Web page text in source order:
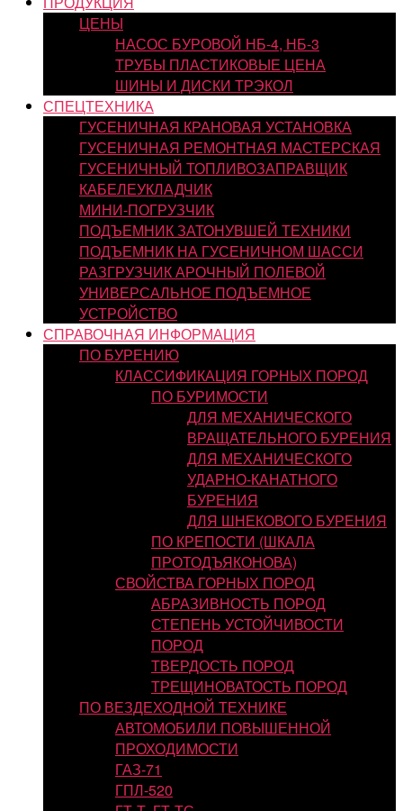
ЦЕНЫ
НАСОС БУРОВОЙ НБ-4, НБ-3
ТРУБЫ ПЛАСТИКОВЫЕ ЦЕНА
ШИНЫ И ДИСКИ ТРЭКОЛ
СПЕЦТЕХНИКА
ГУСЕНИЧНАЯ КРАНОВАЯ УСТАНОВКА
ГУСЕНИЧНАЯ РЕМОНТНАЯ МАСТЕРСКАЯ
ГУСЕНИЧНЫЙ ТОПЛИВОЗАПРАВЩИК
КАБЕЛЕУКЛАДЧИК
МИНИ-ПОГРУЗЧИК
ПОДЪЕМНИК ЗАТОНУВШЕЙ ТЕХНИКИ
ПОДЪЕМНИК НА ГУСЕНИЧНОМ ШАССИ
РАЗГРУЗЧИК АРОЧНЫЙ ПОЛЕВОЙ
УНИВЕРСАЛЬНОЕ ПОДЪЕМНОЕ
УСТРОЙСТВО
СПРАВОЧНАЯ ИНФОРМАЦИЯ
ПО БУРЕНИЮ
КЛАССИФИКАЦИЯ ГОРНЫХ ПОРОД
ПО БУРИМОСТИ
ДЛЯ МЕХАНИЧЕСКОГО
ВРАЩАТЕЛЬНОГО БУРЕНИЯ
ДЛЯ МЕХАНИЧЕСКОГО
УДАРНО-КАНАТНОГО
БУРЕНИЯ
ДЛЯ ШНЕКОВОГО БУРЕНИЯ
ПО КРЕПОСТИ (ШКАЛА
ПРОТОДЪЯКОНОВА)
СВОЙСТВА ГОРНЫХ ПОРОД
АБРАЗИВНОСТЬ ПОРОД
СТЕПЕНЬ УСТОЙЧИВОСТИ
ПОРОД
ТВЕРДОСТЬ ПОРОД
ТРЕЩИНОВАТОСТЬ ПОРОД
ПО ВЕЗДЕХОДНОЙ ТЕХНИКЕ
АВТОМОБИЛИ ПОВЫШЕННОЙ
ПРОХОДИМОСТИ
ГАЗ-71
ГПЛ-520